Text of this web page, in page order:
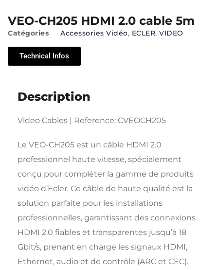
VEO-CH205 HDMI 2.0 cable 5m
Catégories Accessories Vidéo, ECLER, VIDEO
Technical Infos
Description
Video Cables | Reference: CVEOCH205
Le VEO-CH205 est un câble HDMI 2.0
professionnel haute vitesse, spécialement
conçu pour compléter la gamme de produits
vidéo d’Ecler. Ce câble de haute qualité est la
solution parfaite pour les installations
professionnelles, garantissant des connexions
HDMI 2.0 fiables et transparentes jusqu’à 18
Gbit/s, prenant en charge les signaux HDMI,
Ethernet, audio et de contrôle (ARC et CEC).